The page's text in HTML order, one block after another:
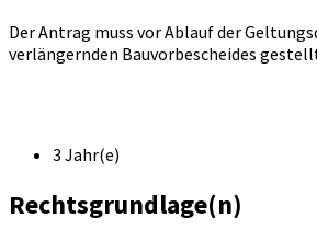
Der Antrag muss vor Ablauf der
verlängernden Bauvorbescheides
3 Jahr(e)
Rechtsgrundlage(n)